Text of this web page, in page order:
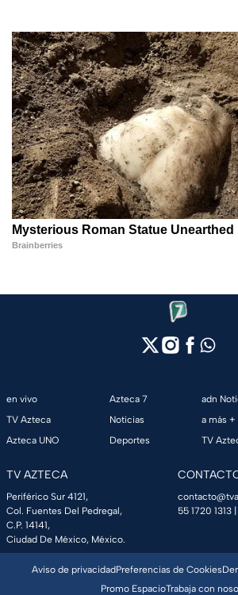
en vivo
TV Azteca
Azteca UNO
Azteca 7
Noticias
Deportes
adn
a más +
TV
TV AZTECA
Periférico Sur 4121,
Col. Fuentes Del Pedregal,
C.P. 14141,
Ciudad De México, México.
55 1720 1313
Aviso de privacidadPreferencias de Cookies
Promo EspacioTrabaja con